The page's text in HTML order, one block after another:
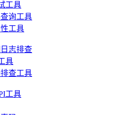
工具
询工具
工具
志排查
具
查工具
工具